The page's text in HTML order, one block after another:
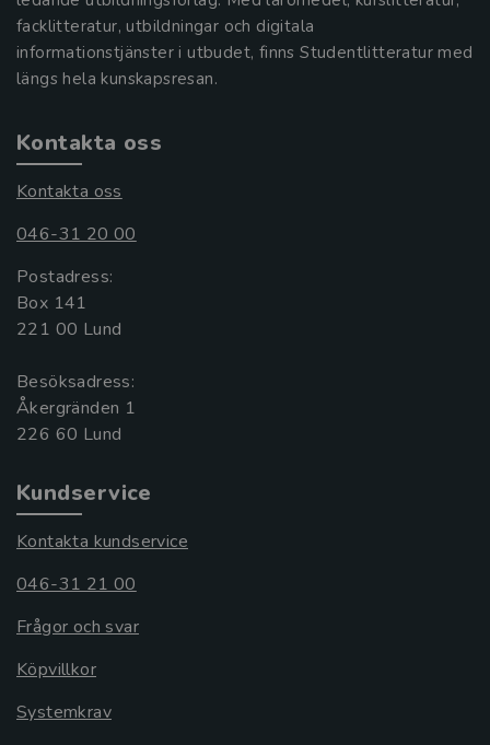
facklitteratur, utbildningar och digitala
informationstjänster i utbudet, finns Studentlitteratur med
längs hela kunskapsresan.
Kontakta oss
Kontakta oss
046-31 20 00
Postadress:
Box 141
221 00 Lund
Besöksadress:
Åkergränden 1
Kundservice
Kontakta kundservice
046-31 21 00
Frågor och svar
Köpvillkor
Systemkrav